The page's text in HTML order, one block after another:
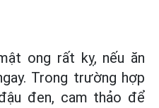
ong rất kỵ, nếu ăn
Trong trường hợp
đen, cam thảo để